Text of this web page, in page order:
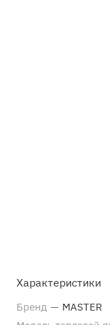
Характеристики
Бренд — MASTER